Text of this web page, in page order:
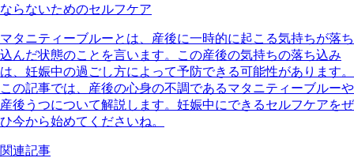
ならないためのセルフケア
マタニティーブルーとは、産後に一時的に起こる気持ちが落ち
込んだ状態のことを言います。この産後の気持ちの落ち込み
は、妊娠中の過ごし方によって予防できる可能性があります。
この記事では、産後の心身の不調であるマタニティーブルーや
産後うつについて解説します。妊娠中にできるセルフケアをぜ
ひ今から始めてくださいね。
関連記事